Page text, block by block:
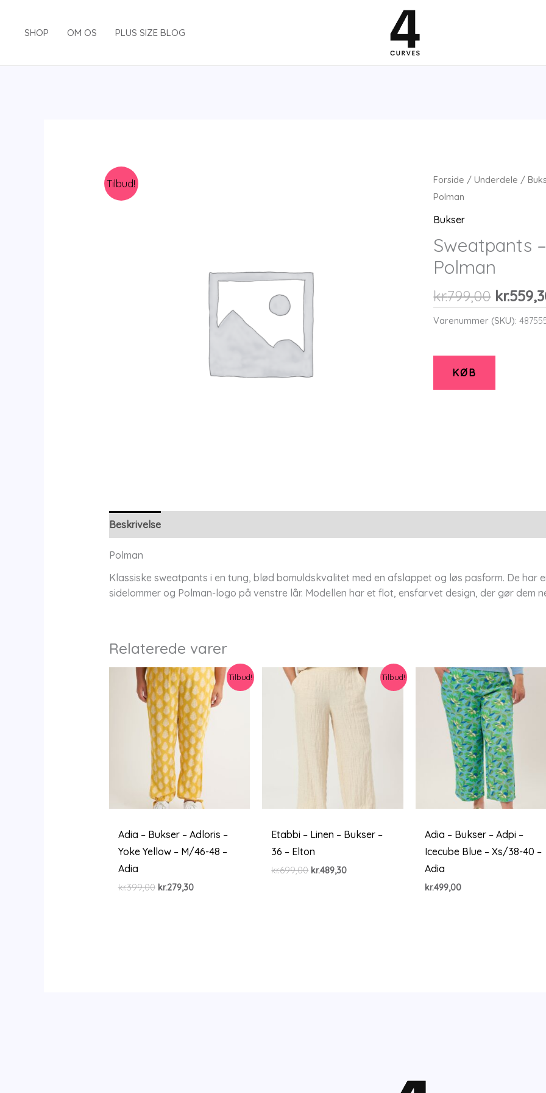
SHOP OM OS PLUS SIZE BLOG
Tilbud! Forside /Underdele /
Polman
Bukser
Sweatpants
Polman
kr.799,00 Den
pris
kr.
Varenummer (SKU):
KØB
Beskrivelse
Polman
Klassiske sweatpants i en tung, blød bomuldskvalitet med en afslappet og løs pasform. De har
sidelommer og Polman-logo på venstre lår. Modellen har et flot, ensfarvet design, der gør dem
Relaterede varer
Tilbud!
Adia – Bukser – Adloris –
Yoke Yellow – M/46-48 –
Adia
kr.399,00 Den
kr.279,30Den
Tilbud!
Etabbi – Linen – Bukser –
36 – Elton
kr.699,00 Den
kr.489,30Den
Adia – Bukser – Adpi –
Icecube Blue – Xs/38-40 –
Adia
kr.499,00